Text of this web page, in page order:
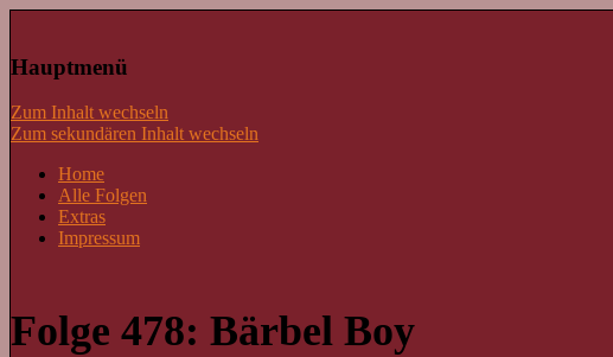
Lass mal schnacken!
Hauptmenü
Zum Inhalt wechseln
Zum sekundären Inhalt wechseln
Home
Alle Folgen
Extras
Impressum
Folge 478: Bärbel Boy